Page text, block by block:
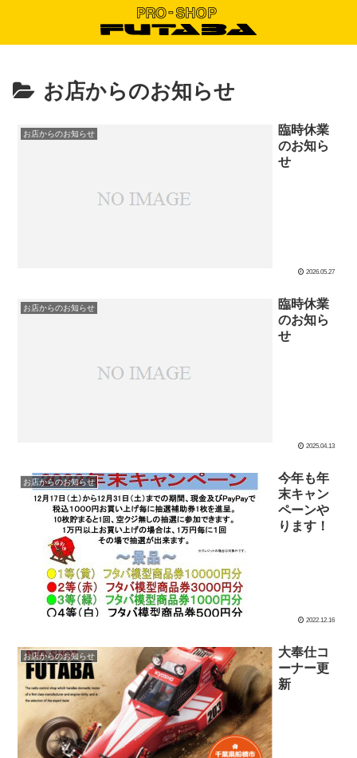
お店からのお知らせ
お店からのお知らせ
臨時休業
のお知ら
せ
2026.05.27
お店からのお知らせ
臨時休業
のお知ら
せ
2025.04.13
お店からのお知らせ
今年も年
末キャン
ペーンや
ります！
2022.12.16
お店からのお知らせ
大奉仕コ
ーナー更
新